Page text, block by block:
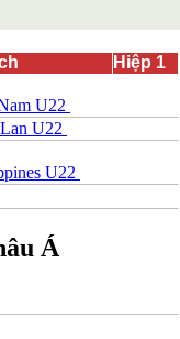
Hiệp 1
U22
U22
U22
Á